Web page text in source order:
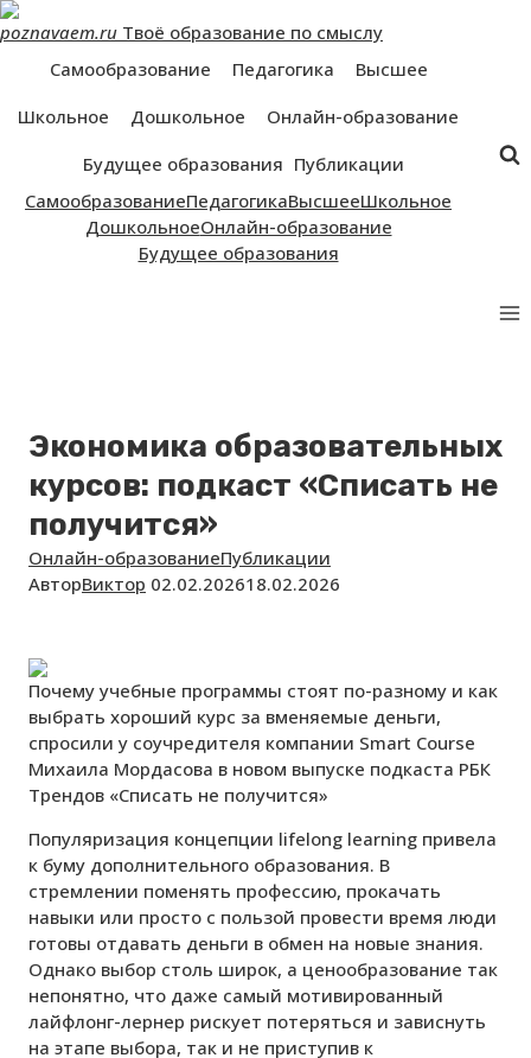
Перейти
к
контенту
poznavaem.ru Твоё образование по смыслу
Самообразование
Педагогика
Высшее
Школьное
Дошкольное
Онлайн-образование
Будущее образования Публикации
СамообразованиеПедагогикаВысшееШкольное
ДошкольноеОнлайн-образование
Будущее образования
Экономика образовательных
курсов: подкаст «Списать не
получится»
Онлайн-образованиеПубликации
АвторВиктор 02.02.202618.02.2026
Почему учебные программы стоят по-разному и как
выбрать хороший курс за вменяемые деньги,
спросили у соучредителя компании Smart Course
Михаила Мордасова в новом выпуске подкаста РБК
Трендов «Списать не получится»
Популяризация концепции lifelong learning привела
к буму дополнительного образования. В
стремлении поменять профессию, прокачать
навыки или просто с пользой провести время люди
готовы отдавать деньги в обмен на новые знания.
Однако выбор столь широк, а ценообразование так
непонятно, что даже самый мотивированный
лайфлонг-лернер рискует потеряться и зависнуть
на этапе выбора, так и не приступив к